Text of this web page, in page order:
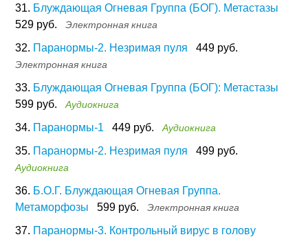
31. Блуждающая Огневая Группа (БОГ). Метастазы
529 руб.
Электронная книга
32. Паранормы-2. Незримая пуля 449 руб.
Электронная книга
33. Блуждающая Огневая Группа (БОГ): Метастазы
599 руб.
Аудиокнига
34. Паранормы-1 449 руб. Аудиокнига
35. Паранормы-2. Незримая пуля 499 руб.
Аудиокнига
36. Б.О.Г. Блуждающая Огневая Группа.
Метаморфозы
599 руб. Электронная книга
37. Паранормы-3. Контрольный вирус в голову